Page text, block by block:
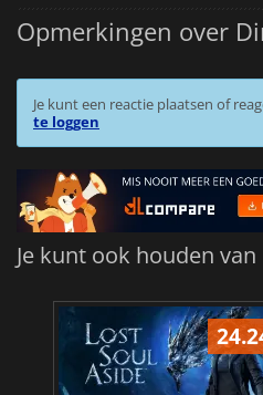
Opmerkingen over
Je kunt een reactie plaatsen of
te loggen
Je kunt ook houden van